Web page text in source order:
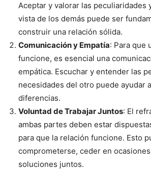
Aceptar y valorar las peculiaridades
vista de los demás puede ser
construir una relación sólida.
Comunicación y Empatía: Para que
funcione, es esencial una
empática. Escuchar y entender las
necesidades del otro puede ayudar
diferencias.
Voluntad de Trabajar Juntos: El
ambas partes deben estar
para que la relación funcione. Esto
comprometerse, ceder en
soluciones juntos.